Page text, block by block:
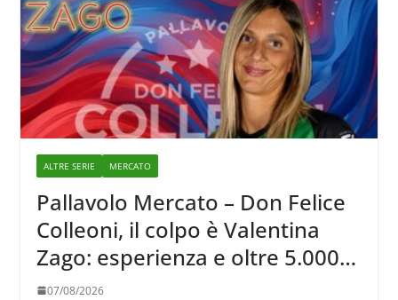
ALTRE SERIE MERCATO
Pallavolo Mercato – Don Felice
Colleoni, il colpo è Valentina
Zago: esperienza e oltre 5.000
punti al servizio di Trescore
07/08/2026